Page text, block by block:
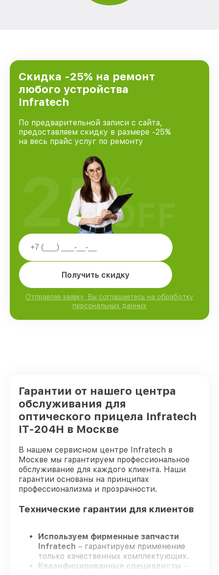
Скидка -25% на ремонт
любого устройства
Infratech
По предварительной записи с сайта,
предоставляем скидку в размере -25%
на весь прайс услуг по ремонту
Получить скидку
Отправляя заявку, Вы соглашаетесь на обработку
персональных данных
25%
OFF
Гарантии от нашего центра
обслуживания для
оптического прицела Infratech
IT-204H в Москве
В нашем сервисном центре Infratech в
Москве мы гарантируем профессиональное
обслуживание для каждого клиента. Наши
гарантии основаны на принципах
профессионализма и прозрачности.
Технические гарантии для клиентов
Используем фирменные запчасти
Infratech – гарантируем применение
только качественных комплектующих.
Квалифицированные специалисты –